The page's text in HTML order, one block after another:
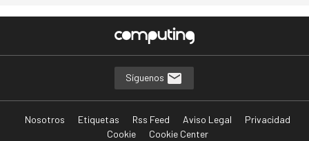
Síguenos
Nosotros Etiquetas Rss Feed Aviso Legal
Privacidad
Cookie
Cookie Center